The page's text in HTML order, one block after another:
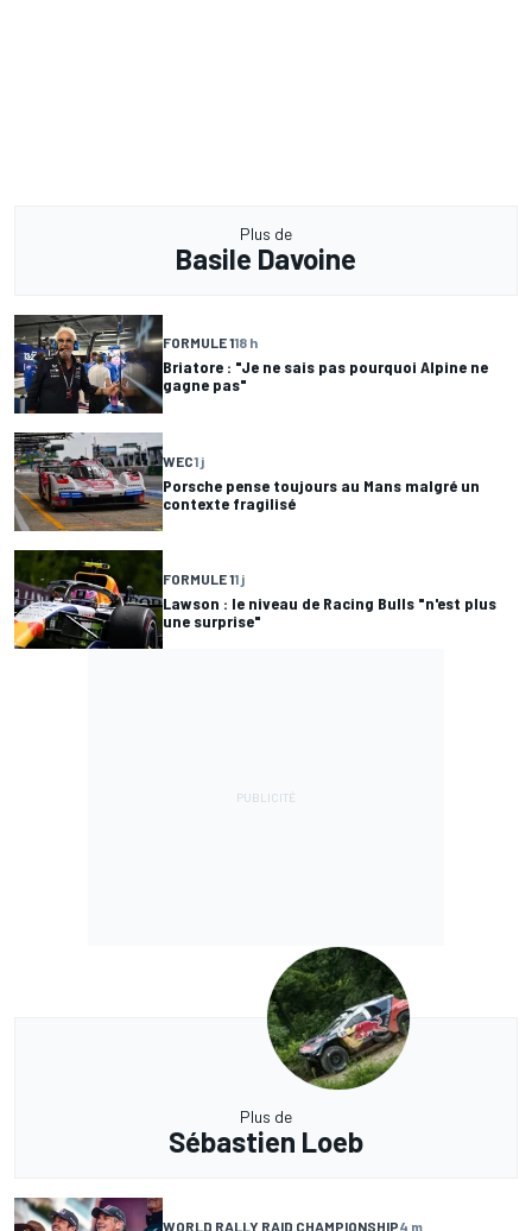
Plus de
Basile Davoine
FORMULE 118 h
Briatore : "Je ne sais pas pourquoi Alpine ne
gagne pas"
WEC1 j
Porsche pense toujours au Mans malgré un
contexte fragilisé
FORMULE 11 j
Lawson : le niveau de Racing Bulls "n'est plus
une surprise"
Plus de
Sébastien Loeb
WORLD RALLY RAID CHAMPIONSHIP4 m